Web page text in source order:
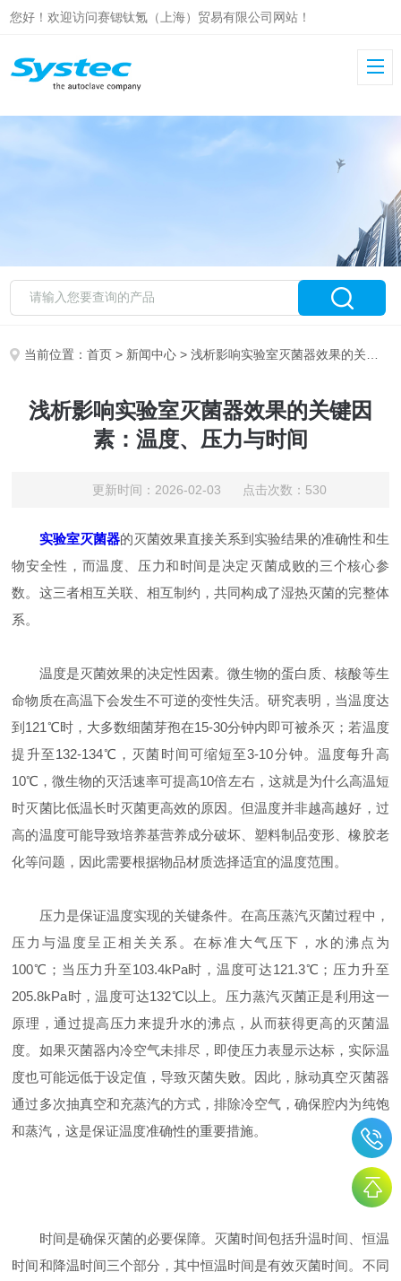
您好！欢迎访问赛锶钛氪（上海）贸易有限公司网站！
当前位置：首页 > 新闻中心 > 浅析影响实验室灭菌器效果的关键因素：温度、压力与时间
浅析影响实验室灭菌器效果的关键因
素：温度、压力与时间
更新时间：2026-02-03 点击次数：530
实验室灭菌器的灭菌效果直接关系到实验结果的准确性和生
物安全性，而温度、压力和时间是决定灭菌成败的三个核心参
数。这三者相互关联、相互制约，共同构成了湿热灭菌的完整体
系。
温度是灭菌效果的决定性因素。微生物的蛋白质、核酸等生
命物质在高温下会发生不可逆的变性失活。研究表明，当温度达
到121℃时，大多数细菌芽孢在15-30分钟内即可被杀灭；若温度
提升至132-134℃，灭菌时间可缩短至3-10分钟。温度每升高
10℃，微生物的灭活速率可提高10倍左右，这就是为什么高温短
时灭菌比低温长时灭菌更高效的原因。但温度并非越高越好，过
高的温度可能导致培养基营养成分破坏、塑料制品变形、橡胶老
化等问题，因此需要根据物品材质选择适宜的温度范围。
压力是保证温度实现的关键条件。在高压蒸汽灭菌过程中，
压力与温度呈正相关关系。在标准大气压下，水的沸点为
100℃；当压力升至103.4kPa时，温度可达121.3℃；压力升至
205.8kPa时，温度可达132℃以上。压力蒸汽灭菌正是利用这一
原理，通过提高压力来提升水的沸点，从而获得更高的灭菌温
度。如果灭菌器内冷空气未排尽，即使压力表显示达标，实际温
度也可能远低于设定值，导致灭菌失败。因此，脉动真空灭菌器
通过多次抽真空和充蒸汽的方式，排除冷空气，确保腔内为纯饱
和蒸汽，这是保证温度准确性的重要措施。
时间是确保灭菌的必要保障。灭菌时间包括升温时间、恒温
时间和降温时间三个部分，其中恒温时间是有效灭菌时间。不同